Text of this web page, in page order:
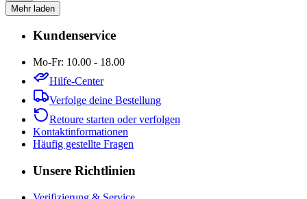
Mehr laden
Kundenservice
Mo-Fr: 10.00 - 18.00
Hilfe-Center
Verfolge deine Bestellung
Retoure starten oder verfolgen
Kontaktinformationen
Häufig gestellte Fragen
Unsere Richtlinien